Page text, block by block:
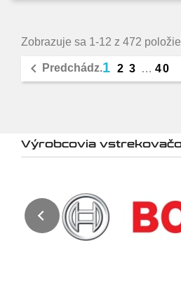
Zobrazuje sa 1-12 z 472
 Predchádz.1 2 3 … 40
Výrobcovia